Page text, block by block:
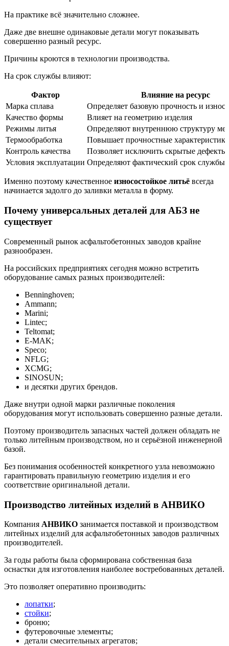
На практике всё значительно сложнее.
Даже две внешне одинаковые детали могут показывать
совершенно разный ресурс.
Причины кроются в технологии производства.
На срок службы влияют:
Фактор
Влияние на ресурс
Марка сплава
Определяет базовую прочность и
Качество формы
Влияет на геометрию изделия
Режимы литья
Определяют внутреннюю структуру
Термообработка
Повышает прочностные
Контроль качества
Позволяет исключить скрытые дефекты
Условия эксплуатации Определяют фактический срок службы
Именно поэтому качественное износостойкое литьё всегда
начинается задолго до заливки металла в форму.
Почему универсальных деталей для АБЗ не
существует
Современный рынок асфальтобетонных заводов крайне
разнообразен.
На российских предприятиях сегодня можно встретить
оборудование самых разных производителей:
Benninghoven;
Ammann;
Marini;
Lintec;
Teltomat;
E-MAK;
Speco;
NFLG;
XCMG;
SINOSUN;
и десятки других брендов.
Даже внутри одной марки различные поколения
оборудования могут использовать совершенно разные детали.
Поэтому производитель запасных частей должен обладать не
только литейным производством, но и серьёзной инженерной
базой.
Без понимания особенностей конкретного узла невозможно
гарантировать правильную геометрию изделия и его
соответствие оригинальной детали.
Производство литейных изделий в АНВИКО
Компания АНВИКО занимается поставкой и производством
литейных изделий для асфальтобетонных заводов различных
производителей.
За годы работы была сформирована собственная база
оснастки для изготовления наиболее востребованных деталей.
Это позволяет оперативно производить:
лопатки;
стойки;
броню;
футеровочные элементы;
детали смесительных агрегатов;